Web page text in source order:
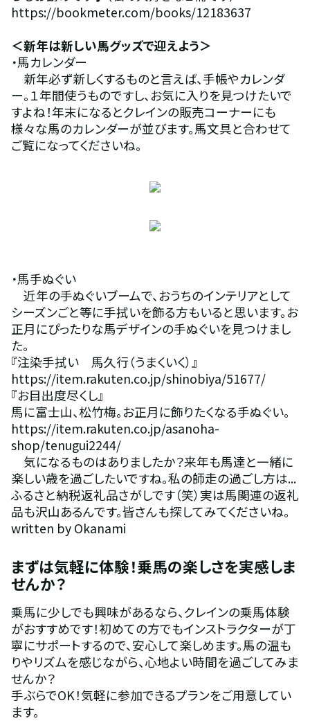
https://bookmeter.com/books/12183637
＜新年は新しい馬グッズで迎えよう＞
・馬カレンダー
新年必ず新しくするものと言えば、手帳やカレンダ
ー。１年間使うものですし、お気に入りを見つけたいで
すよね！年末になるとクレインの販売コーナーにも
様々な馬のカレンダーが並びます。馬文具と合わせて
ご覧になってくださいね。
・馬手ぬぐい
近年の手ぬぐいブームで、おうちのインテリアとして
シーズンごと等に手拭いを飾る方もいると思います。お
正月にぴったりな馬デザインの手ぬぐいを見つけまし
た。
『注染手拭い　馬久行（うまくいく）』
https://item.rakuten.co.jp/shinobiya/51677/
『お目出度尽くし』
馬に富士山、松竹梅。お正月に飾りたくなる手ぬぐい。
https://item.rakuten.co.jp/asanoha-
shop/tenugui2244/
気になるものはありましたか？来年も馬達と一緒に
楽しい歳を過ごしたいですね。私の師走の過ごし方は...
ふるさと納税返礼品さがしです（笑）実は馬関連の返礼
品も沢山あるんです。皆さんも探してみてくださいね。
written by Okanami
まずは気軽に体験！乗馬の楽しさを実感しま
せんか？
乗馬に少しでも興味があるなら、クレインの乗馬体験
がおすすめです！初めての方でもインストラクターが丁
寧にサポートするので、安心して楽しめます。馬の温も
りやリズムを感じながら、心地よい時間を過ごしてみま
せんか？
手ぶらでOK！気軽に参加できるプランをご用意してい
ます。